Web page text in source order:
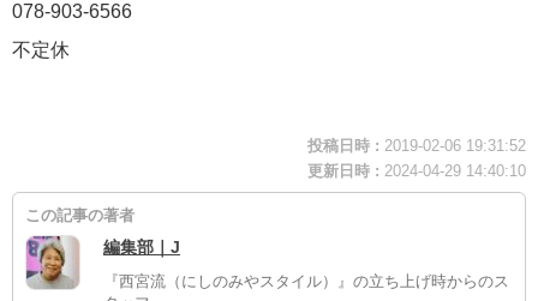
078-903-6566
不定休
投稿日時 : 2019-02-06 19:31:52
更新日時 : 2024-04-29 14:40:10
この記事の著者
編集部｜J
『西宮流（にしのみやスタイル）』の立ち上げ時からのス